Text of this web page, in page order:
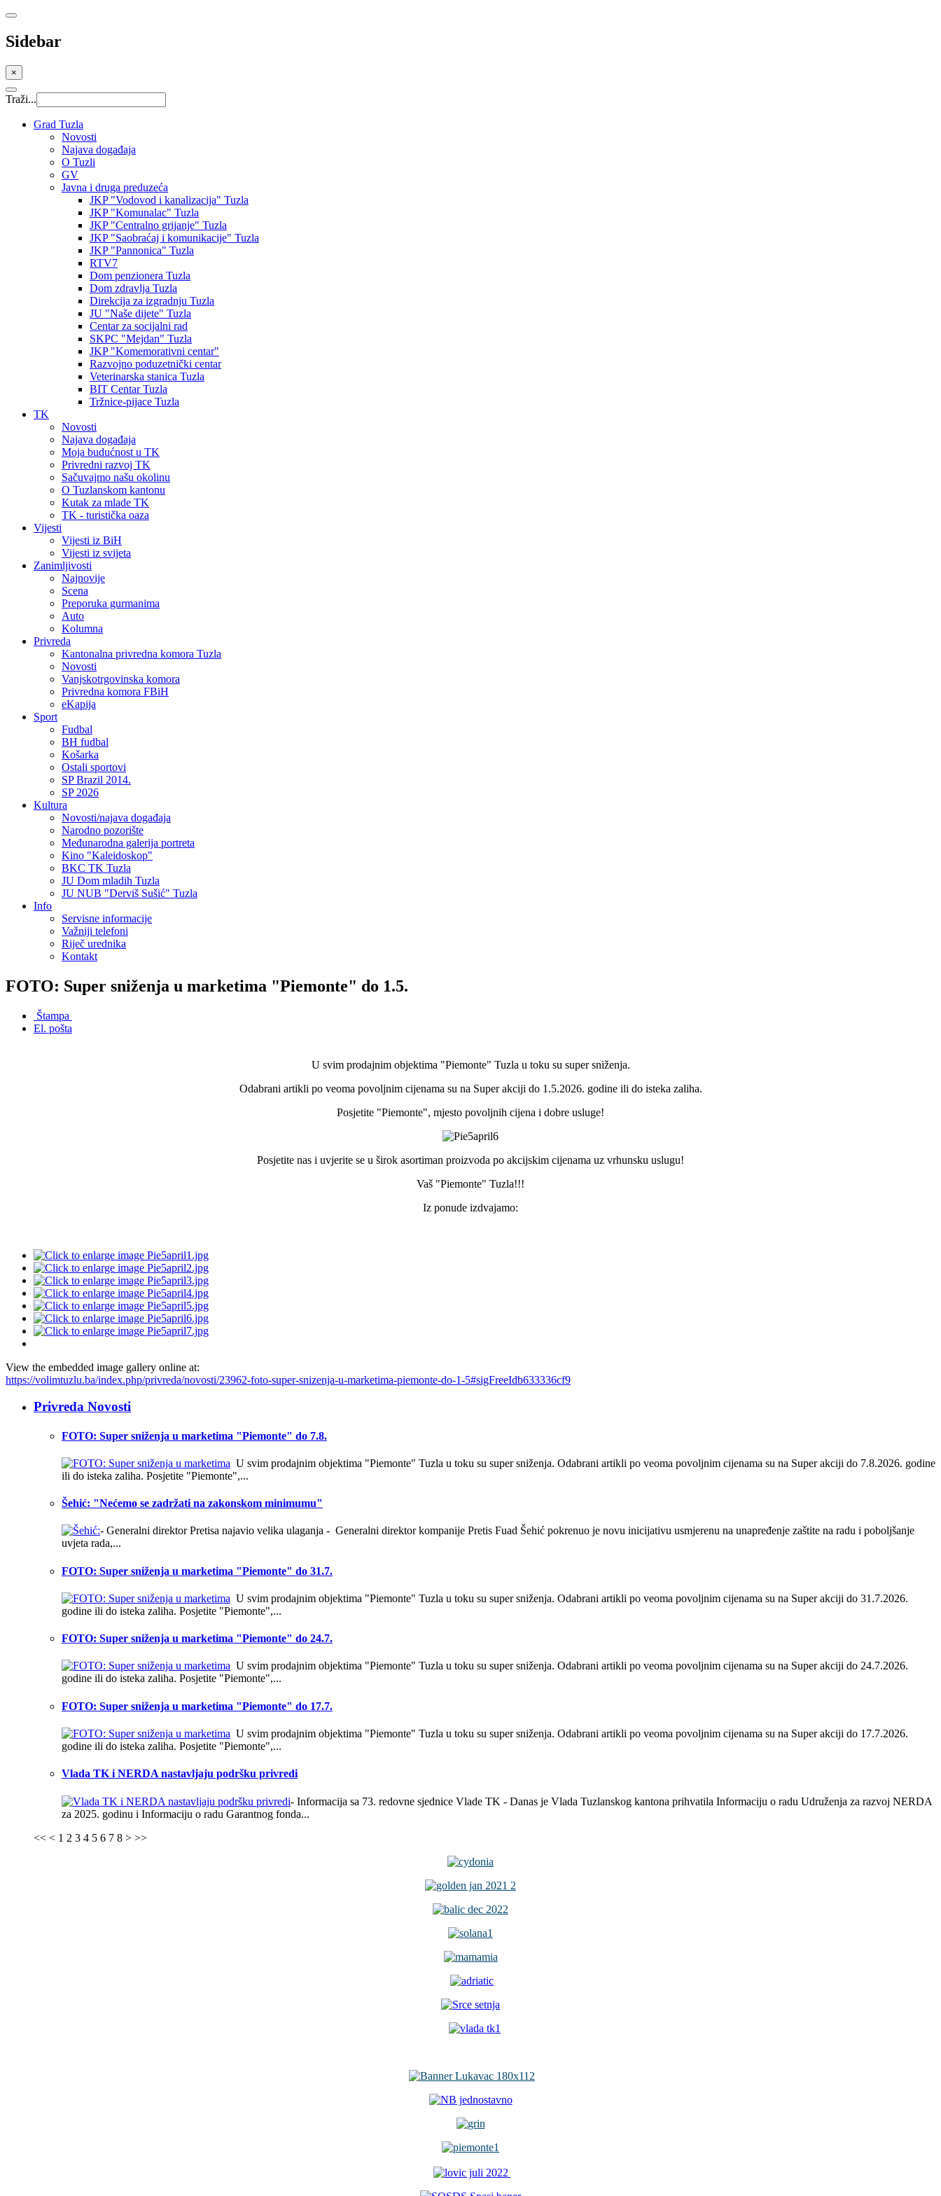
Sidebar
×
Traži...
Grad Tuzla
Novosti
Najava događaja
O Tuzli
GV
Javna i druga preduzeća
JKP "Vodovod i kanalizacija" Tuzla
JKP "Komunalac" Tuzla
JKP "Centralno grijanje" Tuzla
JKP "Saobraćaj i komunikacije" Tuzla
JKP "Pannonica" Tuzla
RTV7
Dom penzionera Tuzla
Dom zdravlja Tuzla
Direkcija za izgradnju Tuzla
JU "Naše dijete" Tuzla
Centar za socijalni rad
SKPC "Mejdan" Tuzla
JKP "Komemorativni centar"
Razvojno poduzetnički centar
Veterinarska stanica Tuzla
BIT Centar Tuzla
Tržnice-pijace Tuzla
TK
Novosti
Najava događaja
Moja budućnost u TK
Privredni razvoj TK
Sačuvajmo našu okolinu
O Tuzlanskom kantonu
Kutak za mlade TK
TK - turistička oaza
Vijesti
Vijesti iz BiH
Vijesti iz svijeta
Zanimljivosti
Najnovije
Scena
Preporuka gurmanima
Auto
Kolumna
Privreda
Kantonalna privredna komora Tuzla
Novosti
Vanjskotrgovinska komora
Privredna komora FBiH
eKapija
Sport
Fudbal
BH fudbal
Košarka
Ostali sportovi
SP Brazil 2014.
SP 2026
Kultura
Novosti/najava događaja
Narodno pozorište
Međunarodna galerija portreta
Kino "Kaleidoskop"
BKC TK Tuzla
JU Dom mladih Tuzla
JU NUB "Derviš Sušić" Tuzla
Info
Servisne informacije
Važniji telefoni
Riječ urednika
Kontakt
FOTO: Super sniženja u marketima "Piemonte" do 1.5.
Štampa
El. pošta
U svim prodajnim objektima "Piemonte" Tuzla u toku su super sniženja.
Odabrani artikli po veoma povoljnim cijenama su na Super akciji do 1.5.2026. godine ili do isteka zaliha.
Posjetite "Piemonte", mjesto povoljnih cijena i dobre usluge!
Posjetite nas i uvjerite se u širok asortiman proizvoda po akcijskim cijenama uz vrhunsku uslugu!
Vaš "Piemonte" Tuzla!!!
Iz ponude izdvajamo:
View the embedded image gallery online at:
https://volimtuzlu.ba/index.php/privreda/novosti/23962-foto-super-snizenja-u-marketima-piemonte-do-1-5#sigFreeIdb633336cf9
Privreda Novosti
FOTO: Super sniženja u marketima "Piemonte" do 7.8.
U svim prodajnim objektima "Piemonte" Tuzla u toku su super sniženja. Odabrani artikli po veoma povoljnim cijenama su na Super akciji do 7.8.2026. godine
ili do isteka zaliha. Posjetite "Piemonte",...
Šehić: "Nećemo se zadržati na zakonskom minimumu"
- Generalni direktor Pretisa najavio velika ulaganja - Generalni direktor kompanije Pretis Fuad Šehić pokrenuo je novu inicijativu usmjerenu na unapređenje zaštite na radu i poboljšanje
uvjeta rada,...
FOTO: Super sniženja u marketima "Piemonte" do 31.7.
U svim prodajnim objektima "Piemonte" Tuzla u toku su super sniženja. Odabrani artikli po veoma povoljnim cijenama su na Super akciji do 31.7.2026.
godine ili do isteka zaliha. Posjetite "Piemonte",...
FOTO: Super sniženja u marketima "Piemonte" do 24.7.
U svim prodajnim objektima "Piemonte" Tuzla u toku su super sniženja. Odabrani artikli po veoma povoljnim cijenama su na Super akciji do 24.7.2026.
godine ili do isteka zaliha. Posjetite "Piemonte",...
FOTO: Super sniženja u marketima "Piemonte" do 17.7.
U svim prodajnim objektima "Piemonte" Tuzla u toku su super sniženja. Odabrani artikli po veoma povoljnim cijenama su na Super akciji do 17.7.2026.
godine ili do isteka zaliha. Posjetite "Piemonte",...
Vlada TK i NERDA nastavljaju podršku privredi
- Informacija sa 73. redovne sjednice Vlade TK - Danas je Vlada Tuzlanskog kantona prihvatila Informaciju o radu Udruženja za razvoj NERDA
za 2025. godinu i Informaciju o radu Garantnog fonda...
<< < 1 2 3 4 5 6 7 8 > >>